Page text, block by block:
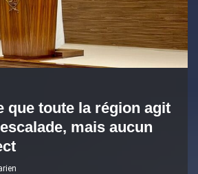
que toute la région agit
mais aucun